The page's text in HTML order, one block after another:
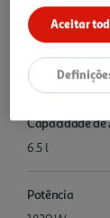
Sem Óleo
Capacidade
6.5 l
Potência
Aceitar